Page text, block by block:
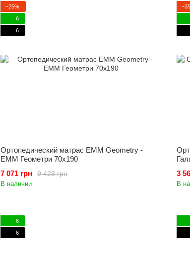
−25%
6
6
Ортопедический матрас EMM Geometry -
ЕММ Геометри 70x190
9 428 грн
7 071 грн
В наличии
3
В
6
6